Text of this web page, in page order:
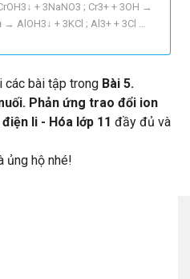
+ 3NaNO3 ; Cr3+ + 3OH →
→ AlOH3↓ + 3KCl ; Al3+ + 3Cl →
các bài tập trong Bài 5.
Phản ứng trao đổi ion
li - Hóa lớp 11 đầy đủ và
ủng hộ nhé!